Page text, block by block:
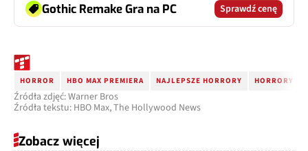
Gothic Remake Gra na PC Sprawdź cenę
HORROR HBO MAX PREMIERA NAJLEPSZE HORRORY HORRORY
Źródła zdjęć: Warner Bros
Źródła tekstu: HBO Max, The Hollywood News
Zobacz więcej